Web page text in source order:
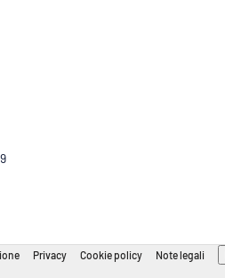
Privacy Cookie policy Note legali